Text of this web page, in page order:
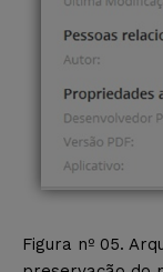
Figura nº 05.